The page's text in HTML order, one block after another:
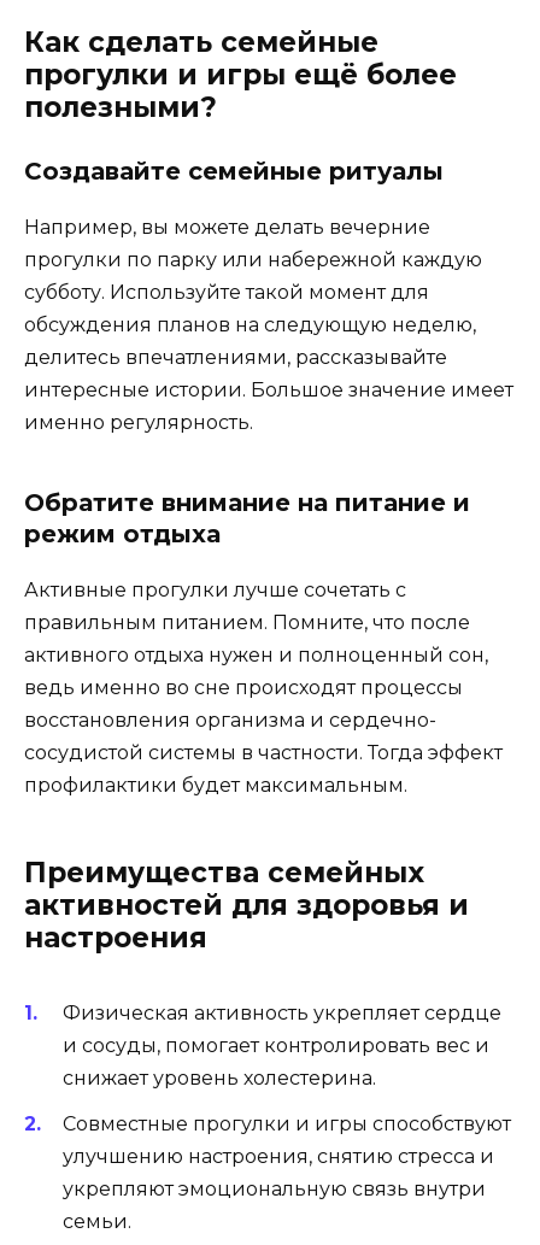
Как сделать семейные
прогулки и игры ещё более
полезными?
Создавайте семейные ритуалы
Например, вы можете делать вечерние
прогулки по парку или набережной каждую
субботу. Используйте такой момент для
обсуждения планов на следующую неделю,
делитесь впечатлениями, рассказывайте
интересные истории. Большое значение имеет
именно регулярность.
Обратите внимание на питание и
режим отдыха
Активные прогулки лучше сочетать с
правильным питанием. Помните, что после
активного отдыха нужен и полноценный сон,
ведь именно во сне происходят процессы
восстановления организма и сердечно-
сосудистой системы в частности. Тогда эффект
профилактики будет максимальным.
Преимущества семейных
активностей для здоровья и
настроения
Физическая активность укрепляет сердце
и сосуды, помогает контролировать вес и
снижает уровень холестерина.
Совместные прогулки и игры способствуют
улучшению настроения, снятию стресса и
укрепляют эмоциональную связь внутри
семьи.